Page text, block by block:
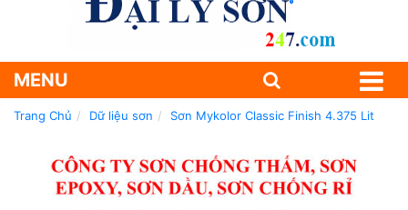
MENU
Trang Chủ Dữ liệu sơn Sơn Mykolor Classic Finish 4.375 Lit